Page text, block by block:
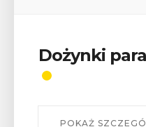
Wykład
W środę 12